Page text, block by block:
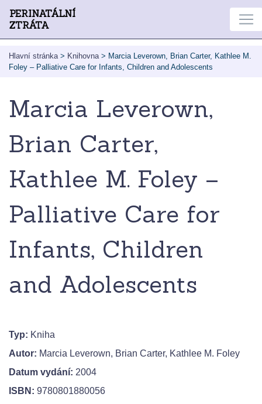
PERINATÁLNÍ
ZTRÁTA
Hlavní stránka> Knihovna> Marcia Leverown, Brian Carter, Kathlee M.
Foley – Palliative Care for Infants, Children and Adolescents
Marcia Leverown,
Brian Carter,
Kathlee M. Foley –
Palliative Care for
Infants, Children
and Adolescents
Typ: Kniha
Autor: Marcia Leverown, Brian Carter, Kathlee M. Foley
Datum vydání: 2004
ISBN: 9780801880056